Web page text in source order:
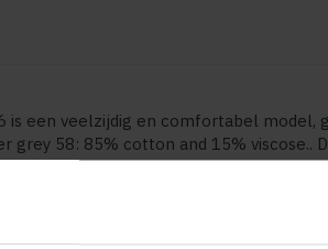
is een veelzijdig en comfortabel model,
grey 58: 85% cotton and 15% viscose..
draagcomfort en duurzaamheid.
promotionele toepassingen.